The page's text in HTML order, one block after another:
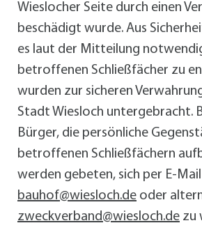
Wieslocher Seite durch einen
beschädigt wurde. Aus
es laut der Mitteilung
betroffenen Schließfächer zu
wurden zur sicheren
Stadt Wiesloch untergebracht.
Bürger, die persönliche
betroffenen Schließfächern
werden gebeten, sich per E-
bauhof@wiesloch.de oder
zweckverband@wiesloch.de zu